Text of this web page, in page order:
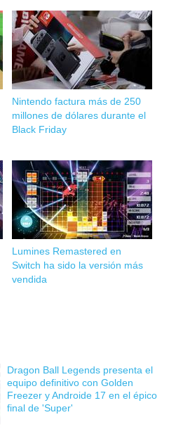
Nintendo factura más de 250
millones de dólares durante el
Black Friday
Lumines Remastered en
Switch ha sido la versión más
vendida
Dragon Ball Legends presenta el
equipo definitivo con Golden
Freezer y Androide 17 en el épico
final de 'Super'